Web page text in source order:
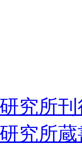
究所
究所